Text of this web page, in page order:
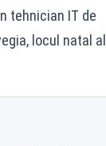
tehnician IT de
locul natal al